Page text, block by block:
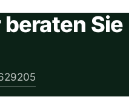
Sie